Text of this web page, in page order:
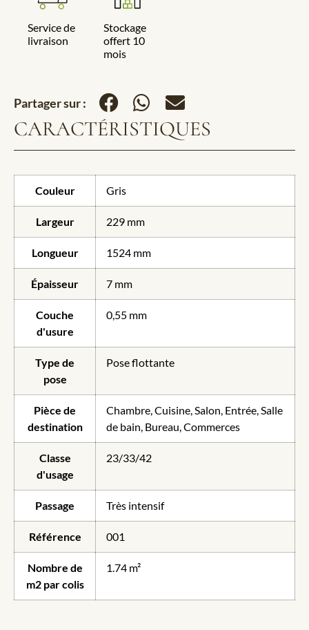
CARACTÉRISTIQUES
Couleur Gris
Largeur 229 mm
Longueur 1524 mm
Épaisseur 7 mm
Couche
d'usure
0,55 mm
Type de
pose
Pose flottante
Pièce de
destination
Chambre, Cuisine, Salon, Entrée, Salle
de bain, Bureau, Commerces
Classe
d'usage
23/33/42
Passage Très intensif
Référence 001
Nombre de
m2 par colis
1.74 m²
Service de
livraison
Stockage
offert 10
mois
Partager sur :